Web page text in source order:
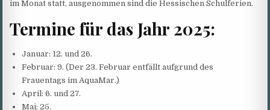
im Monat statt, ausgenommen sind die Hessischen Schulferien.
Termine für das Jahr 2025:
Januar: 12. und 26.
Februar: 9. (Der 23. Februar entfällt aufgrund des
Frauentags im AquaMar.)
April: 6. und 27.
Mai: 25.